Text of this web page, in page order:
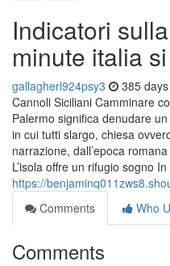
Indicatori
minute italia
gallagherl924psy3 385
Cannoli Siciliani Camminare
Palermo significa denudare
in cui tutti slargo, chiesa
narrazione, dall’epoca
L’isola offre un rifugio sogno
https://
Comments
Who
Comments